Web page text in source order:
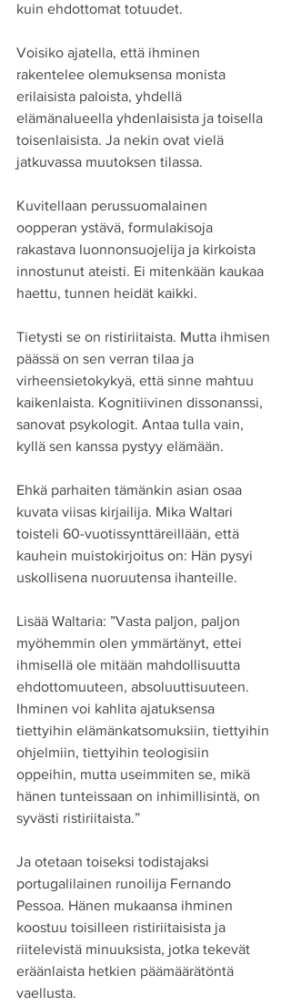
kuin ehdottomat totuudet.
Voisiko ajatella, että ihminen
rakentelee olemuksensa monista
erilaisista paloista, yhdellä
elämänalueella yhdenlaisista ja toisella
toisenlaisista. Ja nekin ovat vielä
jatkuvassa muutoksen tilassa.
Kuvitellaan perussuomalainen
oopperan ystävä, formulakisoja
rakastava luonnonsuojelija ja kirkoista
innostunut ateisti. Ei mitenkään kaukaa
haettu, tunnen heidät kaikki.
Tietysti se on ristiriitaista. Mutta ihmisen
päässä on sen verran tilaa ja
virheensietokykyä, että sinne mahtuu
kaikenlaista. Kognitiivinen dissonanssi,
sanovat psykologit. Antaa tulla vain,
kyllä sen kanssa pystyy elämään.
Ehkä parhaiten tämänkin asian osaa
kuvata viisas kirjailija. Mika Waltari
toisteli 60-vuotissynttäreillään, että
kauhein muistokirjoitus on: Hän pysyi
uskollisena nuoruutensa ihanteille.
Lisää Waltaria: ”Vasta paljon, paljon
myöhemmin olen ymmärtänyt, ettei
ihmisellä ole mitään mahdollisuutta
ehdottomuuteen, absoluuttisuuteen.
Ihminen voi kahlita ajatuksensa
tiettyihin elämänkatsomuksiin, tiettyihin
ohjelmiin, tiettyihin teologisiin
oppeihin, mutta useimmiten se, mikä
hänen tunteissaan on inhimillisintä, on
syvästi ristiriitaista.”
Ja otetaan toiseksi todistajaksi
portugalilainen runoilija Fernando
Pessoa. Hänen mukaansa ihminen
koostuu toisilleen ristiriitaisista ja
riitelevistä minuuksista, jotka tekevät
eräänlaista hetkien päämäärätöntä
vaellusta.